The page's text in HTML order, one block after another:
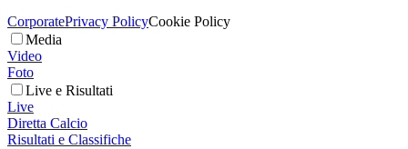
CorporatePrivacy PolicyCookie Policy
Media
Video
Foto
Live e Risultati
Live
Diretta Calcio
Risultati e Classifiche